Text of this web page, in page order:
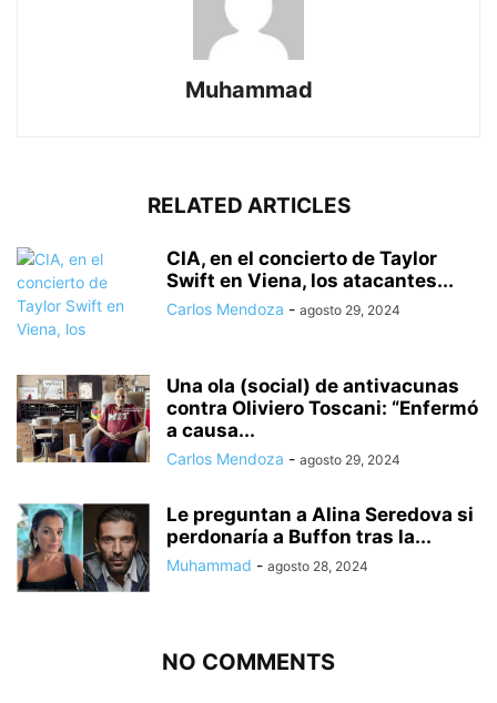
Muhammad
RELATED ARTICLES
CIA, en el concierto de Taylor
Swift en Viena, los atacantes...
Carlos Mendoza - agosto 29, 2024
Una ola (social) de antivacunas
contra Oliviero Toscani: “Enfermó
a causa...
Carlos Mendoza - agosto 29, 2024
Le preguntan a Alina Seredova si
perdonaría a Buffon tras la...
Muhammad - agosto 28, 2024
NO COMMENTS